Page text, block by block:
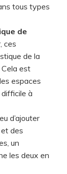
tous types
de
ces
de la
est
espaces
à
d’ajouter
des
un
les deux en